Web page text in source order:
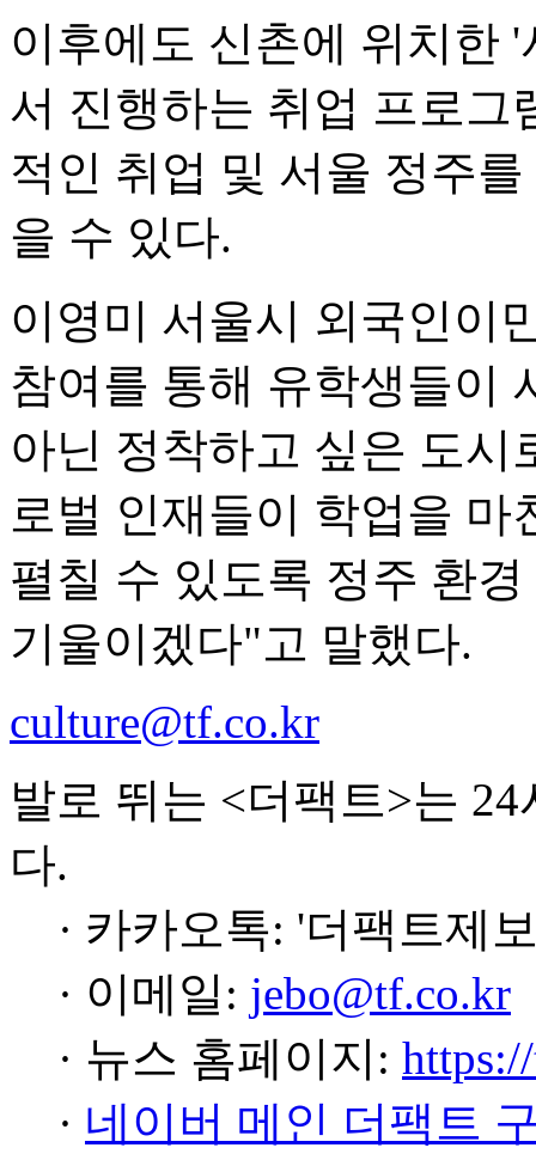
이후에도 신촌에 위치한
서 진행하는 취업 프로그
적인 취업 및 서울 정주
을 수 있다.
이영미 서울시 외국인이
참여를 통해 유학생들이
아닌 정착하고 싶은 도
로벌 인재들이 학업을 마
펼칠 수 있도록 정주 환
기울이겠다"고 말했다.
culture@tf.co.kr
발로 뛰는 <더팩트>는
다.
· 카카오톡: '더팩트제
· 이메일: jebo@tf.co.kr
· 뉴스 홈페이지:
· 네이버 메인 더팩트